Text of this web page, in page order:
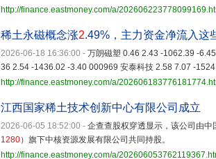
http://finance.eastmoney.com/a/
稀土永磁概念涨2.49%，主力资金净流入这
2026-06-18 16:36:00 - 万朗磁塑 0.46 2.43 -1062.39 -
36 2.54 -1436.02 -3.40 000969 安泰科技 2.58 7.07 -
http://finance.eastmoney.com/a/
江西国家稀土技术创新中心有限公司成立
2026-06-05 18:52:00 - 企查查股权穿透显示，该公司由
1280）旗下中核资源发展有限公司共同持股。
http://finance.eastmoney.com/a/